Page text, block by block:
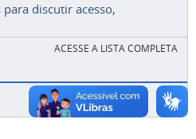
discutir acesso,
ACESSE A LISTA COMPLETA